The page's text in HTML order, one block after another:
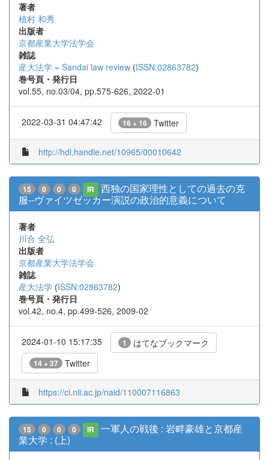
著者
植村 和秀
出版者
京都産業大学法学会
雑誌
産大法学 = Sandai law review (ISSN:02863782)
巻号頁・発行日
vol.55, no.03/04, pp.575-626, 2022-01
2022-03-31 04:47:42 16 + 16 Twitter
http://hdl.handle.net/10965/00010642
15 0 0 0 IR
西独の国家理性としての過去の克
服--ヴァイツゼッカー演説の政治的意義について
著者
川合 全弘
出版者
京都産業大学法学会
雑誌
産大法学 (ISSN:02863782)
巻号頁・発行日
vol.42, no.4, pp.499-526, 2009-02
2024-01-10 15:17:35 1 はてなブックマーク
14 + 37 Twitter
https://ci.nii.ac.jp/naid/110007116863
15 0 0 0 IR
一軍人の戦後 : 岩畔豪雄と京都産
業大学 : (上)